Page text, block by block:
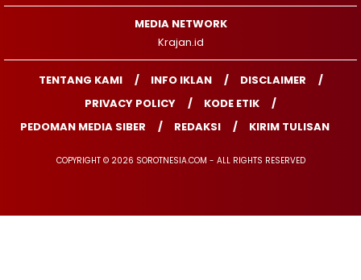
MEDIA NETWORK
Krajan.id
TENTANG KAMI INFO IKLAN
DISCLAIMER
PRIVACY POLICY
KODE ETIK
PEDOMAN MEDIA SIBER
REDAKSI KIRIM TULISAN
COPYRIGHT © 2026 SOROTNESIA.COM - ALL RIGHTS RESERVED